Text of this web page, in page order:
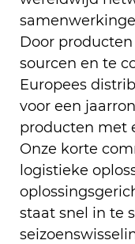
Door
sourcen en te
Europees
voor een
producten met
Onze korte
logistieke
staat snel in te